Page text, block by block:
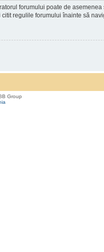
forumului poate de
regulile forumului înainte să
Group